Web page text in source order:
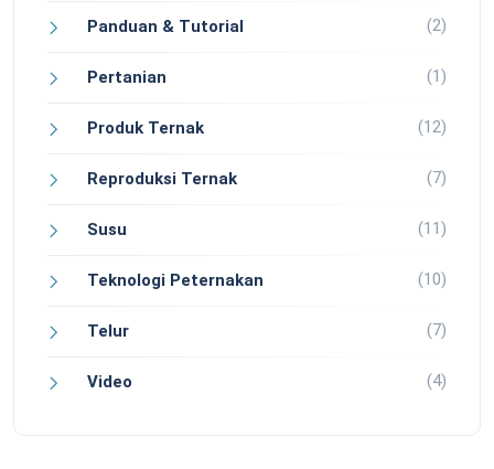
Panduan & Tutorial (2)
Pertanian (1)
Produk Ternak (12)
Reproduksi Ternak (7)
Susu (11)
Teknologi Peternakan (10)
Telur (7)
Video (4)